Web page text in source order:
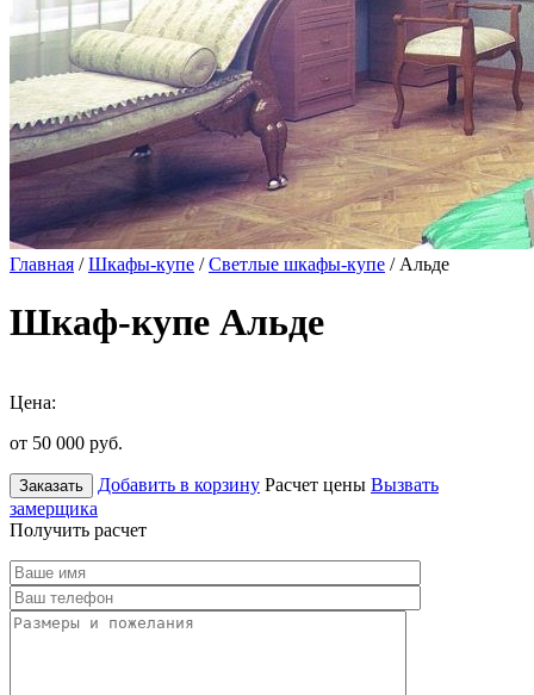
Главная /Шкафы-купе /Светлые шкафы-купе / Альде
Шкаф-купе Альде
Цена:
от 50 000 руб.
Заказать Добавить в корзину Расчет цены Вызвать
замерщика
Получить расчет